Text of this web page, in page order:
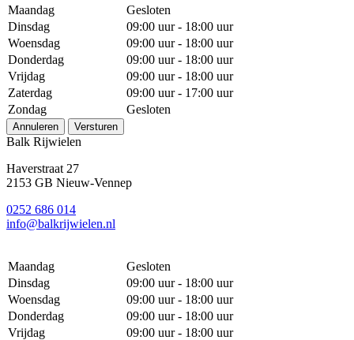
Maandag
Gesloten
Dinsdag
09:00 uur - 18:00 uur
Woensdag
09:00 uur - 18:00 uur
Donderdag
09:00 uur - 18:00 uur
Vrijdag
09:00 uur - 18:00 uur
Zaterdag
09:00 uur - 17:00 uur
Zondag
Gesloten
Annuleren Versturen
Balk Rijwielen
Haverstraat 27
2153 GB Nieuw-Vennep
0252 686 014
info@balkrijwielen.nl
Maandag
Gesloten
Dinsdag
09:00 uur - 18:00 uur
Woensdag
09:00 uur - 18:00 uur
Donderdag
09:00 uur - 18:00 uur
Vrijdag
09:00 uur - 18:00 uur